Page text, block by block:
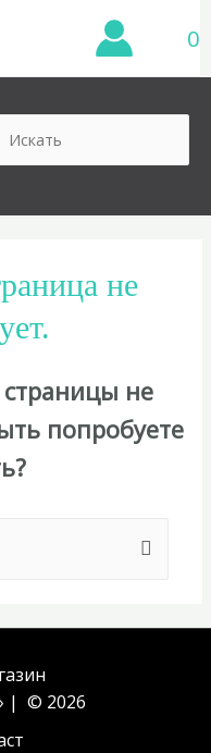
0
не
не
попробуете
| © 2026